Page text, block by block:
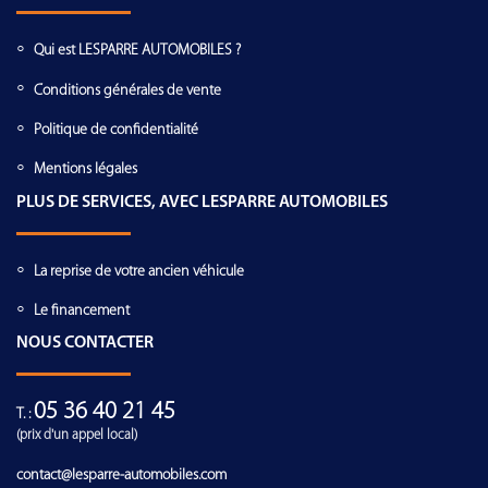
Qui est LESPARRE AUTOMOBILES ?
Conditions générales de vente
Politique de confidentialité
Mentions légales
PLUS DE SERVICES, AVEC LESPARRE AUTOMOBILES
La reprise de votre ancien véhicule
Le financement
NOUS CONTACTER
T. :05 36 40 21 45
(prix d'un appel local)
contact@lesparre-automobiles.com